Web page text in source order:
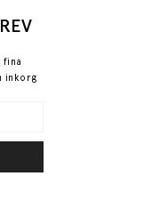
fina
inkorg